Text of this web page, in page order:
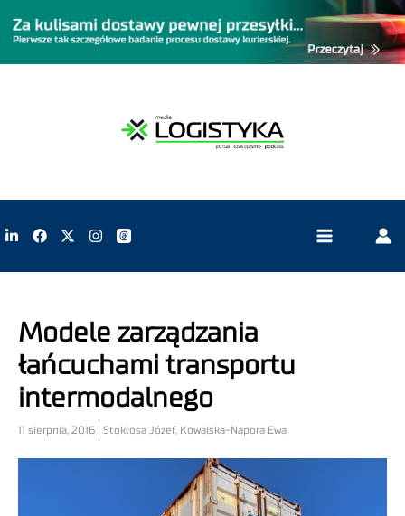
Modele zarządzania
łańcuchami transportu
intermodalnego
11 sierpnia, 2016 | Stokłosa Józef, Kowalska-Napora Ewa